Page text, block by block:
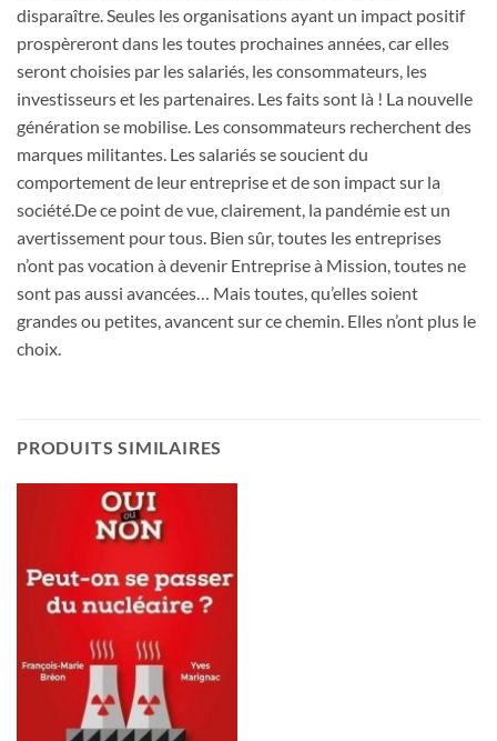
disparaître. Seules les organisations ayant un impact positif
prospèreront dans les toutes prochaines années, car elles
seront choisies par les salariés, les consommateurs, les
investisseurs et les partenaires. Les faits sont là ! La nouvelle
génération se mobilise. Les consommateurs recherchent des
marques militantes. Les salariés se soucient du
comportement de leur entreprise et de son impact sur la
société.De ce point de vue, clairement, la pandémie est un
avertissement pour tous. Bien sûr, toutes les entreprises
n’ont pas vocation à devenir Entreprise à Mission, toutes ne
sont pas aussi avancées… Mais toutes, qu’elles soient
grandes ou petites, avancent sur ce chemin. Elles n’ont plus le
choix.
PRODUITS SIMILAIRES